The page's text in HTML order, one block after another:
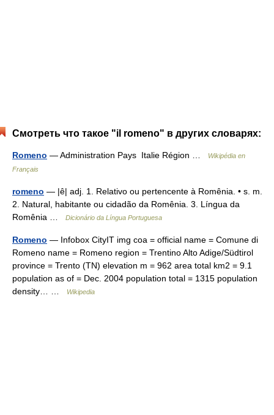
Смотреть что такое "il romeno" в других словарях:
Romeno — Administration Pays Italie Région …
Wikipédia en
Français
romeno — |ê| adj. 1. Relativo ou pertencente à Romênia. • s. m.
2. Natural, habitante ou cidadão da Romênia. 3. Língua da
Romênia …
Dicionário da Língua Portuguesa
Romeno — Infobox CityIT img coa = official name = Comune di
Romeno name = Romeno region = Trentino Alto Adige/Südtirol
province = Trento (TN) elevation m = 962 area total km2 = 9.1
population as of = Dec. 2004 population total = 1315 population
density… …
Wikipedia